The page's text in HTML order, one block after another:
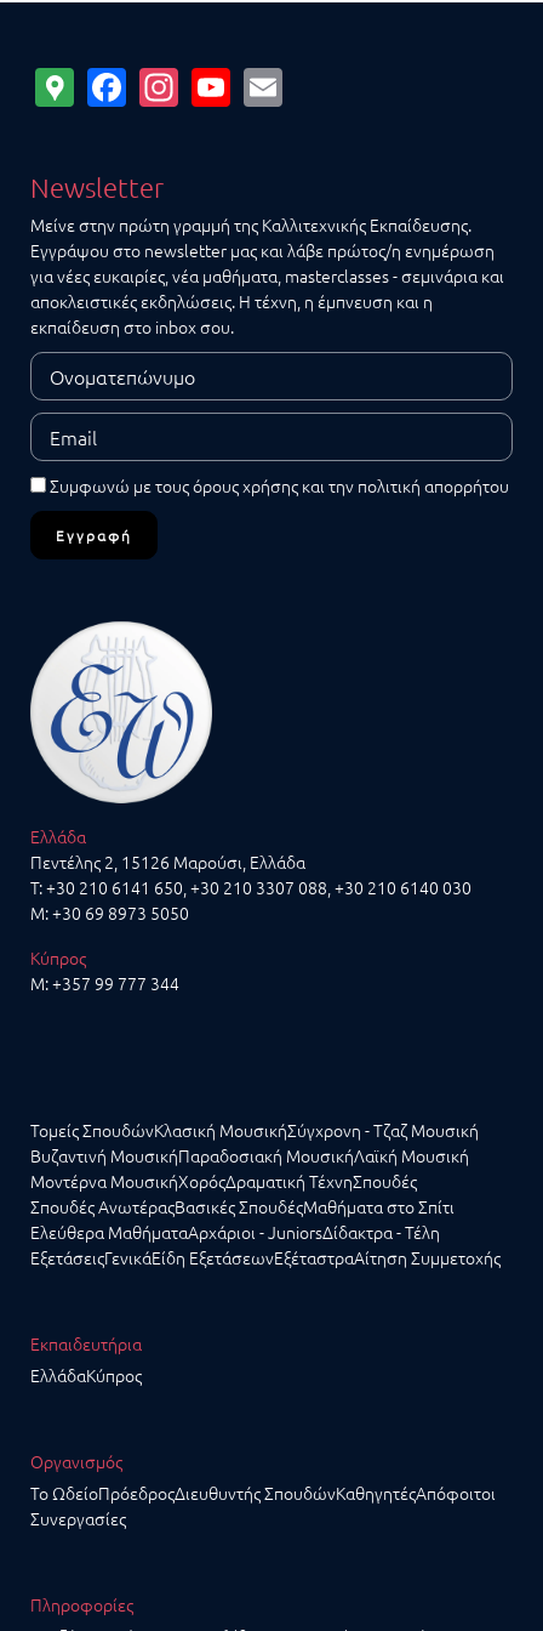
Google
Maps
Facebook
Instagram
YouTube
Newsletter
Μείνε στην πρώτη γραμμή της Καλλιτεχνικής Εκπαίδευσης.
Εγγράψου στο newsletter μας και λάβε πρώτος/η ενημέρωση
για νέες ευκαιρίες, νέα μαθήματα, masterclasses - σεμινάρια και
αποκλειστικές εκδηλώσεις. Η τέχνη, η έμπνευση και η
εκπαίδευση στο inbox σου.
Συμφωνώ με τουςόρους χρήσης και την πολιτική απορρήτου
Εγγραφή
Ελλάδα
Πεντέλης 2, 15126 Μαρούσι, Ελλάδα
T:+30 210 6141 650,+30 210 3307 088,+30 210 6140 030
M:+30 69 8973 5050
Κύπρος
M:+357 99 777 344
Τομείς ΣπουδώνΚλασική ΜουσικήΣύγχρονη - Τζαζ Μουσική
Βυζαντινή ΜουσικήΠαραδοσιακή ΜουσικήΛαϊκή Μουσική
Μοντέρνα ΜουσικήΧορόςΔραματική ΤέχνηΣπουδές
Σπουδές ΑνωτέραςΒασικές ΣπουδέςΜαθήματα στο Σπίτι
Ελεύθερα ΜαθήματαΑρχάριοι - JuniorsΔίδακτρα - Τέλη
ΕξετάσειςΓενικάΕίδη ΕξετάσεωνΕξέταστραΑίτηση Συμμετοχής
Εκπαιδευτήρια
ΕλλάδαΚύπρος
Οργανισμός
Το ΩδείοΠρόεδροςΔιευθυντής ΣπουδώνΚαθηγητέςΑπόφοιτοι
Συνεργασίες
Πληροφορίες